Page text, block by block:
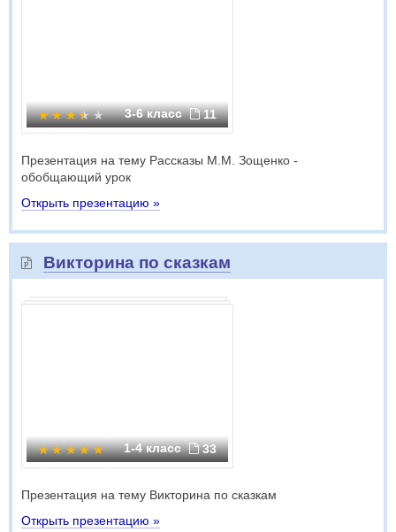
3-6 класс 11
Презентация на тему Рассказы М.М. Зощенко -
обобщающий урок
Открыть презентацию »
Викторина по сказкам
1-4 класс 33
Презентация на тему Викторина по сказкам
Открыть презентацию »